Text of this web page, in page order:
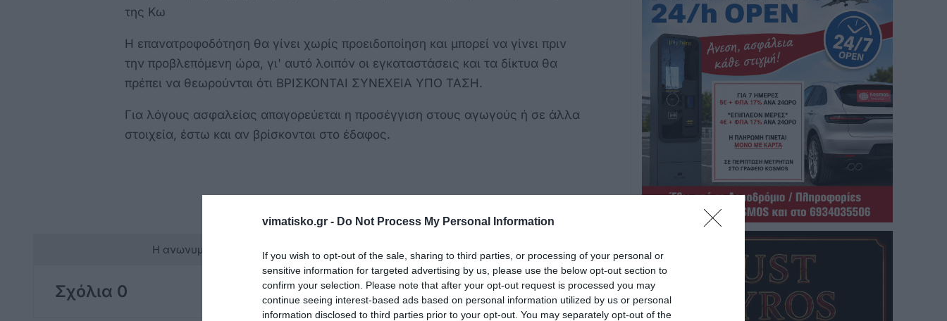
vimatisko.gr - Do Not Process My Personal Information
If you wish to opt-out of the sale, sharing to third parties, or processing of your personal or
sensitive information for targeted advertising by us, please use the below opt-out section to
confirm your selection. Please note that after your opt-out request is processed you may
continue seeing interest-based ads based on personal information utilized by us or personal
information disclosed to third parties prior to your opt-out. You may separately opt-out of the
της Κω
Η επανατροφοδότηση θα γίνει χωρίς προειδοποίηση και μπορεί να γίνει πριν
την προβλεπόμενη ώρα, γι' αυτό λοιπόν οι εγκαταστάσεις και τα δίκτυα θα
πρέπει να θεωρούνται ότι ΒΡΙΣΚΟΝΤΑΙ ΣΥΝΕΧΕΙΑ ΥΠΟ ΤΑΣΗ.
Για λόγους ασφαλείας απαγορεύεται η προσέγγιση στους αγωγούς ή σε άλλα
στοιχεία, έστω και αν βρίσκονται στο έδαφος.
Η ανωνυμία είναι το καλύτερο κρησφύγετο δειλίας και χυδαιότητας!
Σχόλια 0